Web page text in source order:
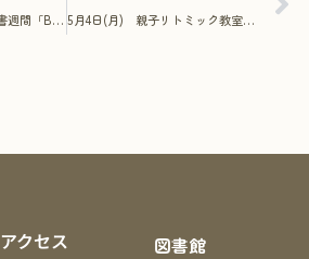
5月2日(土) こどもの読書週間「Book トートバッグを作ろう！―好きな本をイメージして絵を描こう―」in二宮図書館 5月4日(月) 親子リトミック教室 こいのぼりスペシャル
アクセス
図書館